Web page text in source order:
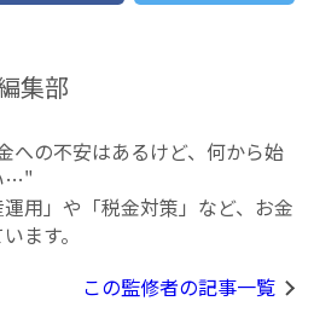
集部
への不安はあるけど、何から始
…"
用」や「税金対策」など、お金
ます。
この監修者の記事一覧